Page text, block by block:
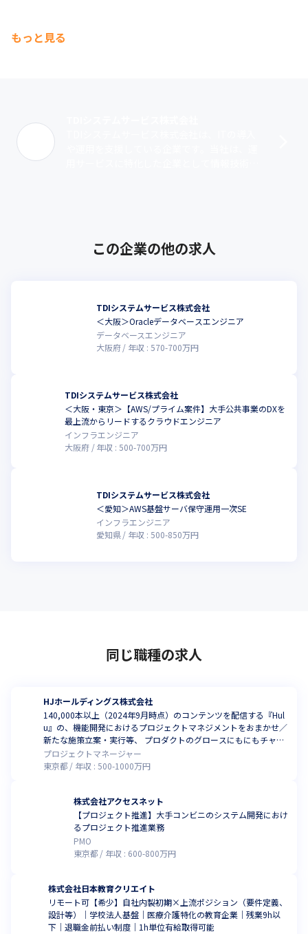
もっと見る
この企業の他の求人
TDIシステムサービス株式会社
＜大阪＞Oracleデータベースエンジニア
データベースエンジニア
大阪府
年収 : 570-700万円
TDIシステムサービス株式会社
＜大阪・東京＞【AWS/プライム案件】大手公共事業のDXを
最上流からリードするクラウドエンジニア
インフラエンジニア
大阪府
年収 :500-700万円
TDIシステムサービス株式会社
＜愛知＞AWS基盤サーバ保守運用一次SE
インフラエンジニア
愛知県
年収 : 500-850万円
同じ職種の求人
HJホールディングス株式会社
140,000本以上（2024年9月時点）のコンテンツを配信する『Hul
u』の、機能開発におけるプロジェクトマネジメントをおまかせ／
新たな施策立案・実行等、 プロダクトのグロースにもにもチャレ
ンジできる環境
プロジェクトマネージャー
東京都
年収 : 500-1000万円
株式会社アクセスネット
【プロジェクト推進】大手コンビニのシステム開発におけ
るプロジェクト推進業務
PMO
東京都
年収 : 600-800万円
株式会社日本教育クリエイト
リモート可【希少】自社内製初期×上流ポジション（要件定義、
設計等）｜学校法人基盤｜医療介護特化の教育企業｜残業9h以
下｜退職金前払い制度｜1h単位有給取得可能